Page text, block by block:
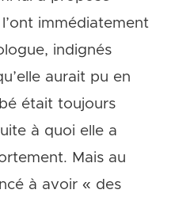
immédiatement
indignés
aurait pu en
était toujours
à quoi elle a
Mais au
à avoir « des